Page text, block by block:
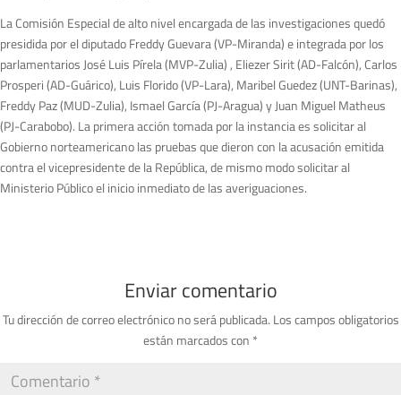
La Comisión Especial de alto nivel encargada de las investigaciones quedó
presidida por el diputado Freddy Guevara (VP-Miranda) e integrada por los
parlamentarios José Luis Pírela (MVP-Zulia) , Eliezer Sirit (AD-Falcón), Carlos
Prosperi (AD-Guárico), Luis Florido (VP-Lara), Maribel Guedez (UNT-Barinas),
Freddy Paz (MUD-Zulia), Ismael García (PJ-Aragua) y Juan Miguel Matheus
(PJ-Carabobo). La primera acción tomada por la instancia es solicitar al
Gobierno norteamericano las pruebas que dieron con la acusación emitida
contra el vicepresidente de la República, de mismo modo solicitar al
Ministerio Público el inicio inmediato de las averiguaciones.
Enviar comentario
Tu dirección de correo electrónico no será publicada. Los campos obligatorios
están marcados con *